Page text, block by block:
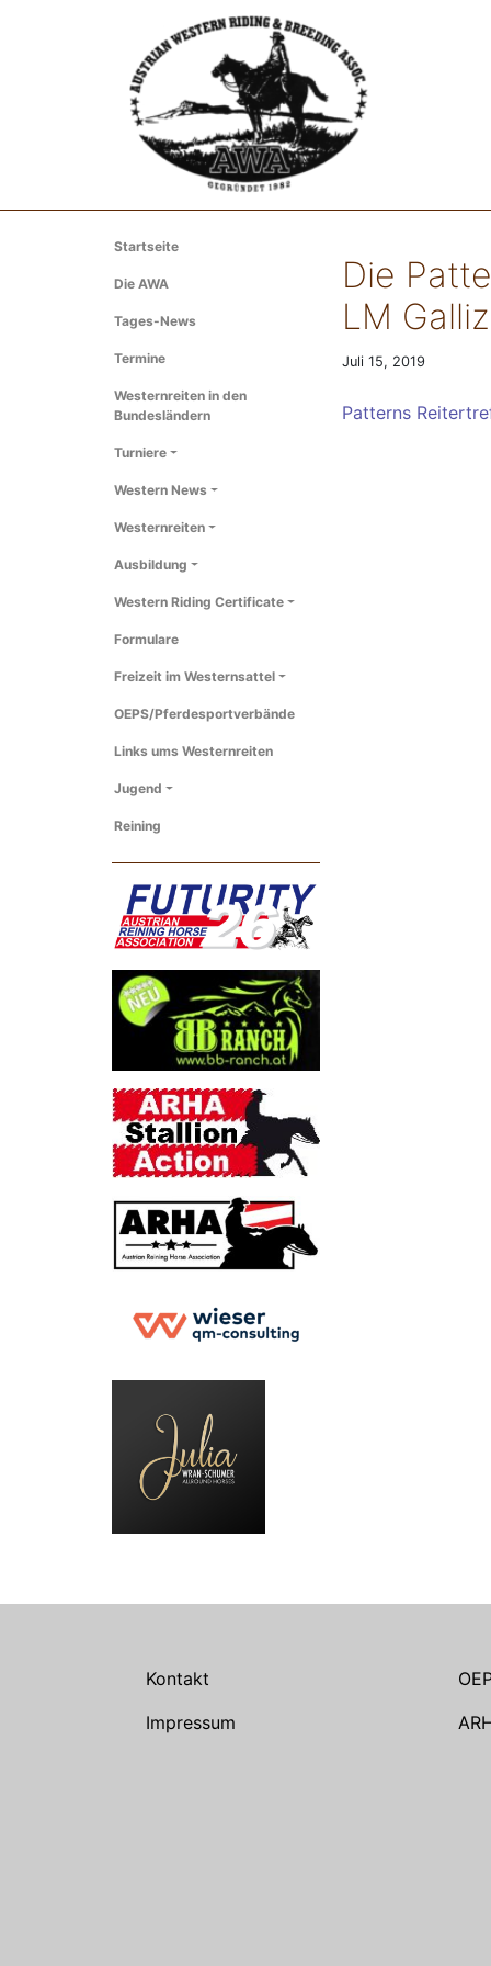
Startseite
Die AWA
Tages-News
Termine
Westernreiten in den
Bundesländern
Turniere
Western News
Westernreiten
Ausbildung
Western Riding Certificate
Formulare
Freizeit im Westernsattel
OEPS/Pferdesportverbände
Links ums Westernreiten
Jugend
Reining
Die
LM
Juli 15, 2019
Patterns
Kontakt
Impressum